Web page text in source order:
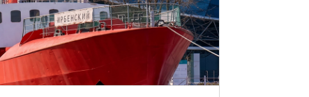
ДРУГИЕ МЕРОПРИЯТИЯ
День Российского кино
27.08.2026